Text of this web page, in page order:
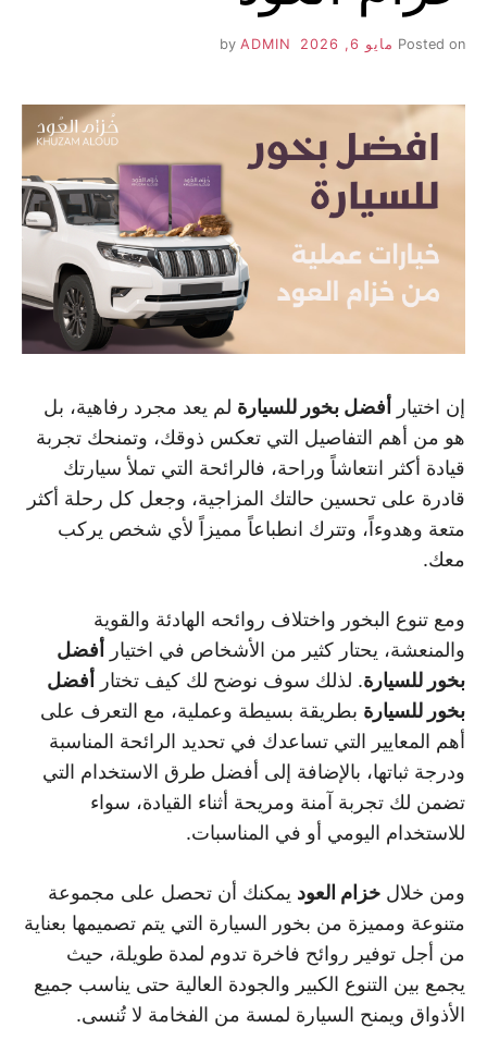
Posted on مايو 6, 2026 ADMIN
إن اختيار أفضل بخور للسيارة لم يعد مجرد رفاهية، بل
هو من أهم التفاصيل التي تعكس ذوقك، وتمنحك تجربة
قيادة أكثر انتعاشاً وراحة، فالرائحة التي تملأ سيارتك
قادرة على تحسين حالتك المزاجية، وجعل كل رحلة أكثر
متعة وهدوءاً، وتترك انطباعاً مميزاً لأي شخص يركب
معك.
ومع تنوع البخور واختلاف روائحه الهادئة والقوية
والمنعشة، يحتار كثير من الأشخاص في اختيار
أفضل
بخور للسيارة. لذلك سوف نوضح لك كيف تختار
أفضل
بخور للسيارة بطريقة بسيطة وعملية، مع التعرف على
أهم المعايير التي تساعدك في تحديد الرائحة المناسبة
ودرجة ثباتها، بالإضافة إلى أفضل طرق الاستخدام التي
تضمن لك تجربة آمنة ومريحة أثناء القيادة، سواء
للاستخدام اليومي أو في المناسبات.
ومن خلال خزام العود يمكنك أن تحصل على مجموعة
متنوعة ومميزة من بخور السيارة التي يتم تصميمها بعناية
من أجل توفير روائح فاخرة تدوم لمدة طويلة، حيث
يجمع بين التنوع الكبير والجودة العالية حتى يناسب جميع
الأذواق ويمنح السيارة لمسة من الفخامة لا تُنسى.